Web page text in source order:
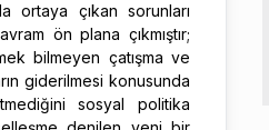
ortaya çıkan sorunları
ön plana çıkmıştır;
bilmeyen çatışma ve
giderilmesi konusunda
sosyal politika